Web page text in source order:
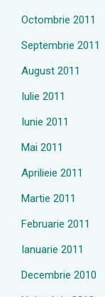
Octombrie 2011
Septembrie 2011
August 2011
Iulie 2011
Iunie 2011
Mai 2011
Aprilieie 2011
Martie 2011
Februarie 2011
Ianuarie 2011
Decembrie 2010